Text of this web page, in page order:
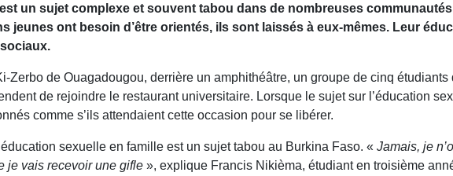
un sujet complexe et souvent tabou dans de nombreuses
jeunes ont besoin d’être orientés, ils sont laissés à eux-mêmes. Leur
Zerbo de Ouagadougou, derrière un amphithéâtre, un groupe de cinq
de rejoindre le restaurant universitaire. Lorsque le sujet sur l’éducation
comme s’ils attendaient cette occasion pour se libérer.
sexuelle en famille est un sujet tabou au Burkina Faso. « Jamais, je
je vais recevoir une gifle », explique Francis Nikièma, étudiant en troisième